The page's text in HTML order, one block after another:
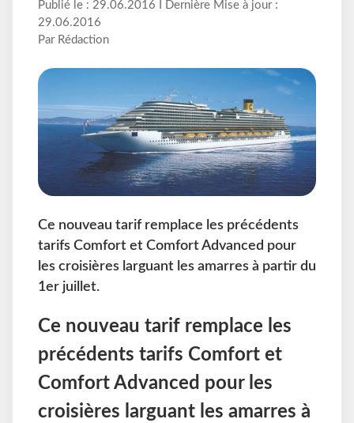
Publié le : 29.06.2016 I Dernière Mise à jour :
29.06.2016
Par Rédaction
Ce nouveau tarif remplace les précédents
tarifs Comfort et Comfort Advanced pour
les croisières larguant les amarres à partir du
1er juillet.
Ce nouveau tarif remplace les
précédents tarifs Comfort et
Comfort Advanced pour les
croisières larguant les amarres à